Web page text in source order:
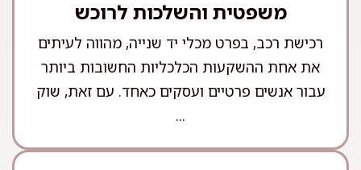
משפטית והשלכות לרוכש
רכישת רכב, בפרט מכלי יד שנייה, מהווה לעיתים
את אחת ההשקעות הכלכליות החשובות ביותר
עבור אנשים פרטיים ועסקים כאחד. עם זאת, שוק
...